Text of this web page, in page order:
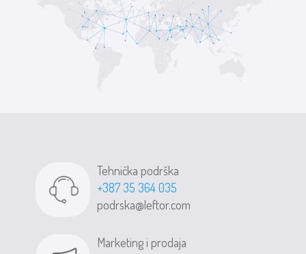
Tehnička podrška
+387 35 364 035
podrska@leftor.com
Marketing i prodaja